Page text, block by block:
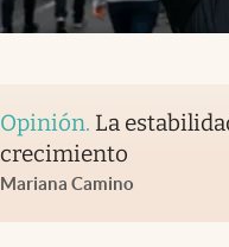
Opinión. La
crecimiento
Mariana Camino